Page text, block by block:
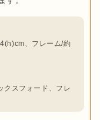
、フレーム/約
クスフォード、フレ